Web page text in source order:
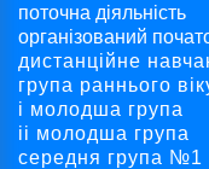
поточна діяльність
організований
дистанційне
група раннього
і молодша група
ii молодша група
середня група №1